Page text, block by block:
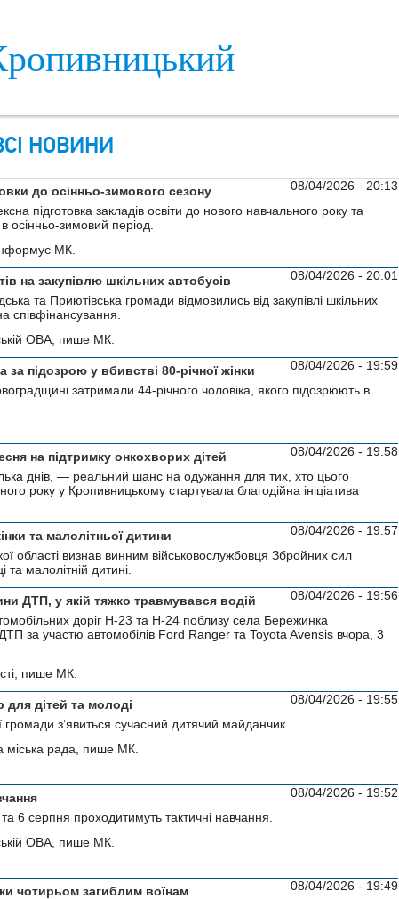
НОВИНИ
08/04/2026 - 20:13
до осінньо-зимового сезону
підготовка закладів освіти до нового навчального року та
осінньо-зимовий період.
МК.
08/04/2026 - 20:01
на закупівлю шкільних автобусів
та Приютівська громади відмовились від закупівлі шкільних
співфінансування.
ОВА, пише МК.
08/04/2026 - 19:59
підозрою у вбивстві 80-річної жінки
затримали 44-річного чоловіка, якого підозрюють в
08/04/2026 - 19:58
на підтримку онкохворих дітей
кілька днів, — реальний шанс на одужання для тих, хто цього
року у Кропивницькому стартувала благодійна ініціатива
08/04/2026 - 19:57
та малолітньої дитини
області визнав винним військовослужбовця Збройних сил
та малолітній дитині.
08/04/2026 - 19:56
ДТП, у якій тяжко травмувався водій
доріг Н-23 та Н-24 поблизу села Бережинка
за участю автомобілів Ford Ranger та Toyota Avensis вчора, 3
пише МК.
08/04/2026 - 19:55
для дітей та молоді
громади з’явиться сучасний дитячий майданчик.
міська рада, пише МК.
08/04/2026 - 19:52
6 серпня проходитимуть тактичнi навчання.
ОВА, пише МК.
08/04/2026 - 19:49
чотирьом загиблим воїнам